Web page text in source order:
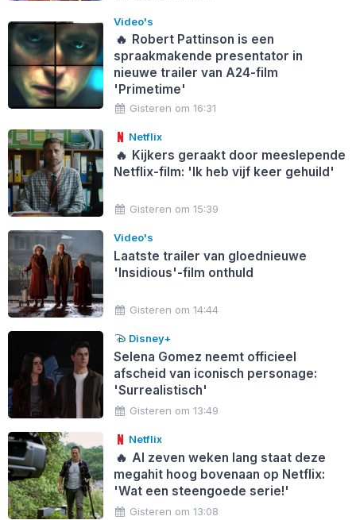
Video's
🔥 Robert Pattinson is een
spraakmakende presentator in
nieuwe trailer van A24-film
'Primetime'
Gisteren om 16:31
Netflix
🔥 Kijkers geraakt door meeslepende
Netflix-film: 'Ik heb vijf keer gehuild'
Gisteren om 15:39
Video's
Laatste trailer van gloednieuwe
'Insidious'-film onthuld
Gisteren om 14:44
Disney+
Selena Gomez neemt officieel
afscheid van iconisch personage:
'Surrealistisch'
Gisteren om 13:49
Netflix
🔥 Al zeven weken lang staat deze
megahit hoog bovenaan op Netflix:
'Wat een steengoede serie!'
Gisteren om 13:08